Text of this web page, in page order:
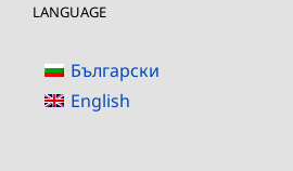
LANGUAGE
Български
English